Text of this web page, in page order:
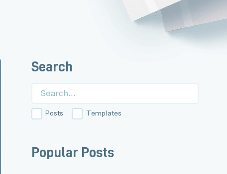
Search
Search:
Posts Templates
Popular Posts